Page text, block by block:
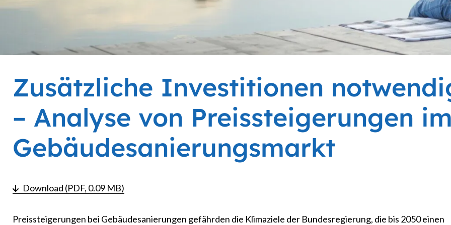
Zusätzliche Investitionen
– Analyse von Preissteigerungen
Gebäudesanierungsmarkt
Download (PDF, 0.09 MB)
Preissteigerungen bei Gebäudesanierungen gefährden die Klimaziele der Bundesregierung, die bis 2050 einen